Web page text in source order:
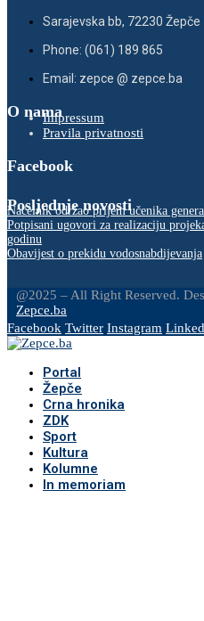
Sarajevska bb, 72230 Žepče
Phone: (061) 189 865
Email: zepce @ zepce.ba
O namaImpressum
Pravila privatnosti
Facebook
Posljednje novosti
Načelnik održao prijem učenika
Potpisani ugovori za realizaciju
godinu
Obavijest o prekidu vodosnabdijevanja
@2025 – All Right Reserved.
Zepce.ba
Facebook Twitter Instagram
Portal
Žepče
Crna hronika
ZDK
Sport
Kultura
Kolumne
In memoriam